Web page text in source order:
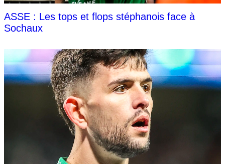
ASSE : Les tops et flops stéphanois face à
Sochaux